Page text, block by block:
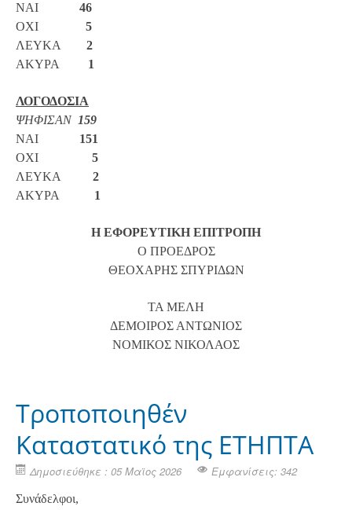
ΝΑΙ 46
ΟΧΙ 5
ΛΕΥΚΑ 2
ΑΚΥΡΑ 1
ΛΟΓΟΔΟΣΙΑ
ΨΗΦΙΣΑΝ 159
ΝΑΙ 151
ΟΧΙ 5
ΛΕΥΚΑ 2
ΑΚΥΡΑ 1
Η ΕΦΟΡΕΥΤΙΚΗ ΕΠΙΤΡΟΠΗ
Ο ΠΡΟΕΔΡΟΣ
ΘΕΟΧΑΡΗΣ ΣΠΥΡΙΔΩΝ
ΤΑ ΜΕΛΗ
ΔΕΜΟΙΡΟΣ ΑΝΤΩΝΙΟΣ
ΝΟΜΙΚΟΣ ΝΙΚΟΛΑΟΣ
Τροποποιηθέν
Καταστατικό της ΕΤΗΠΤΑ
Δημοσιεύθηκε : 05 Μαϊος 2026 Εμφανίσεις: 342
Συνάδελφοι,